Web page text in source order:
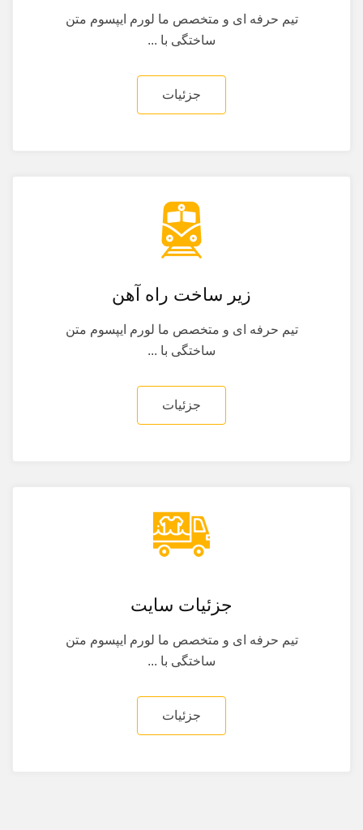
تیم حرفه ای و متخصص ما لورم ایپسوم متن
ساختگی با ...
جزئیات
زیر ساخت راه آهن
تیم حرفه ای و متخصص ما لورم ایپسوم متن
ساختگی با ...
جزئیات
جزئیات سایت
تیم حرفه ای و متخصص ما لورم ایپسوم متن
ساختگی با ...
جزئیات